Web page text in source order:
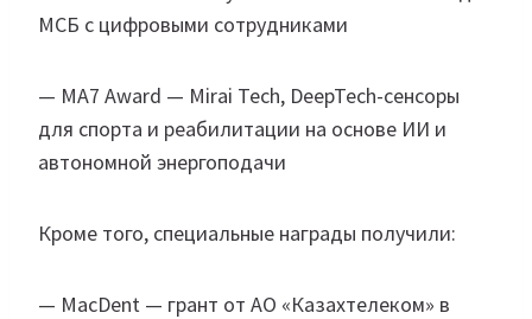
МСБ с цифровыми сотрудниками
— MA7 Award — Mirai Tech, DeepTech-сенсоры
для спорта и реабилитации на основе ИИ и
автономной энергоподачи
Кроме того, специальные награды получили:
— MacDent — грант от АО «Казахтелеком» в